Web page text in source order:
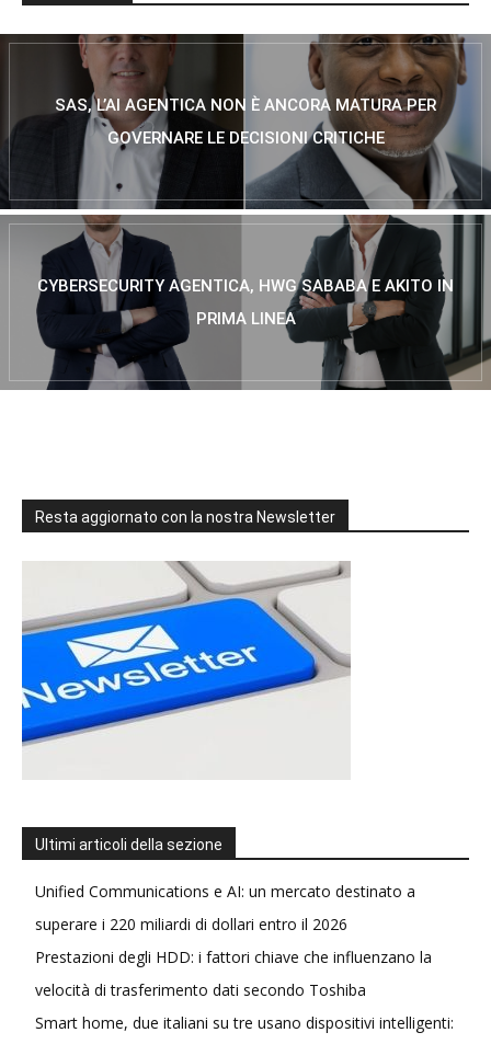
SAS, L’AI AGENTICA NON È ANCORA MATURA PER
GOVERNARE LE DECISIONI CRITICHE
CYBERSECURITY AGENTICA, HWG SABABA E AKITO IN
PRIMA LINEA
Resta aggiornato con la nostra Newsletter
Ultimi articoli della sezione
Unified Communications e AI: un mercato destinato a
superare i 220 miliardi di dollari entro il 2026
Prestazioni degli HDD: i fattori chiave che influenzano la
velocità di trasferimento dati secondo Toshiba
Smart home, due italiani su tre usano dispositivi intelligenti: